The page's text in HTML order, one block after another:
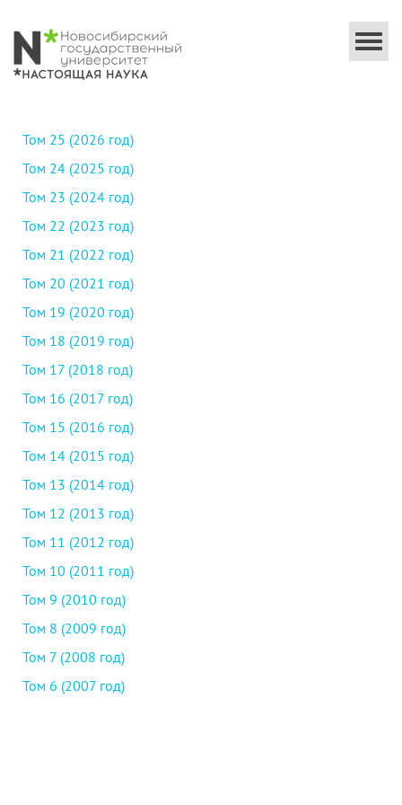
Том 25 (2026 год)
Том 24 (2025 год)
Том 23 (2024 год)
Том 22 (2023 год)
Том 21 (2022 год)
Том 20 (2021 год)
Том 19 (2020 год)
Том 18 (2019 год)
Том 17 (2018 год)
Том 16 (2017 год)
Том 15 (2016 год)
Том 14 (2015 год)
Том 13 (2014 год)
Том 12 (2013 год)
Том 11 (2012 год)
Том 10 (2011 год)
Том 9 (2010 год)
Том 8 (2009 год)
Том 7 (2008 год)
Том 6 (2007 год)